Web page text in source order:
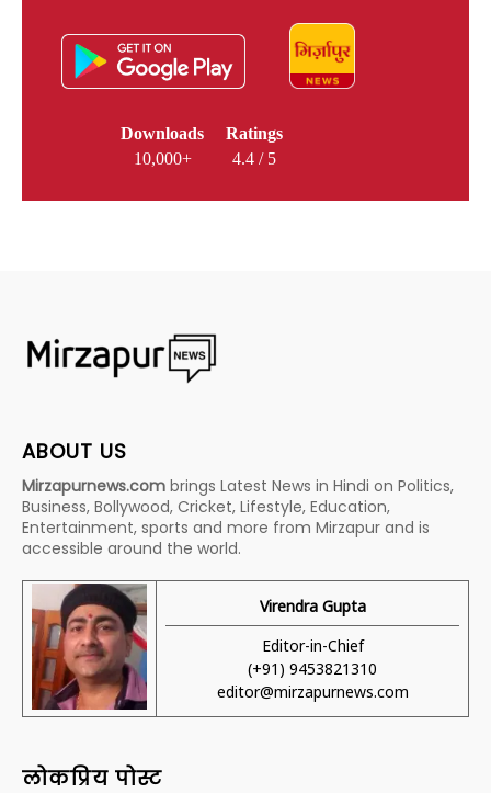
Downloads
10,000+
Ratings
4.4 / 5
ABOUT US
Mirzapurnews.com brings Latest News in Hindi on Politics,
Business, Bollywood, Cricket, Lifestyle, Education,
Entertainment, sports and more from Mirzapur and is
accessible around the world.
Virendra Gupta
Editor-in-Chief
(+91) 9453821310
editor@mirzapurnews.com
लोकप्रिय पोस्ट